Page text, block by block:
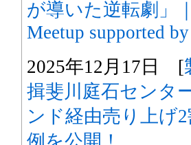
が導いた逆転劇」
Meetup supported
2025年12月17日 [
揖斐川庭石センタ
ンド経由売り上げ